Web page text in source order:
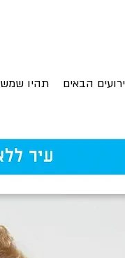
הבאים תהיו שמש